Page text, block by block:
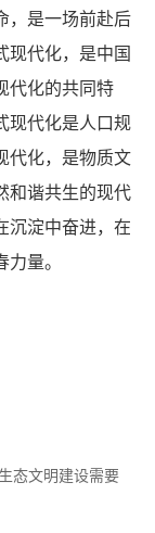
，是一场前赴后
现代化，是中国
代化的共同特
现代化是人口规
代化，是物质文
和谐共生的现代
沉淀中奋进，在
量。
态文明建设需要